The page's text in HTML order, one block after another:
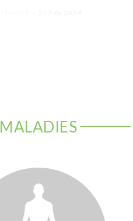
MALADIES